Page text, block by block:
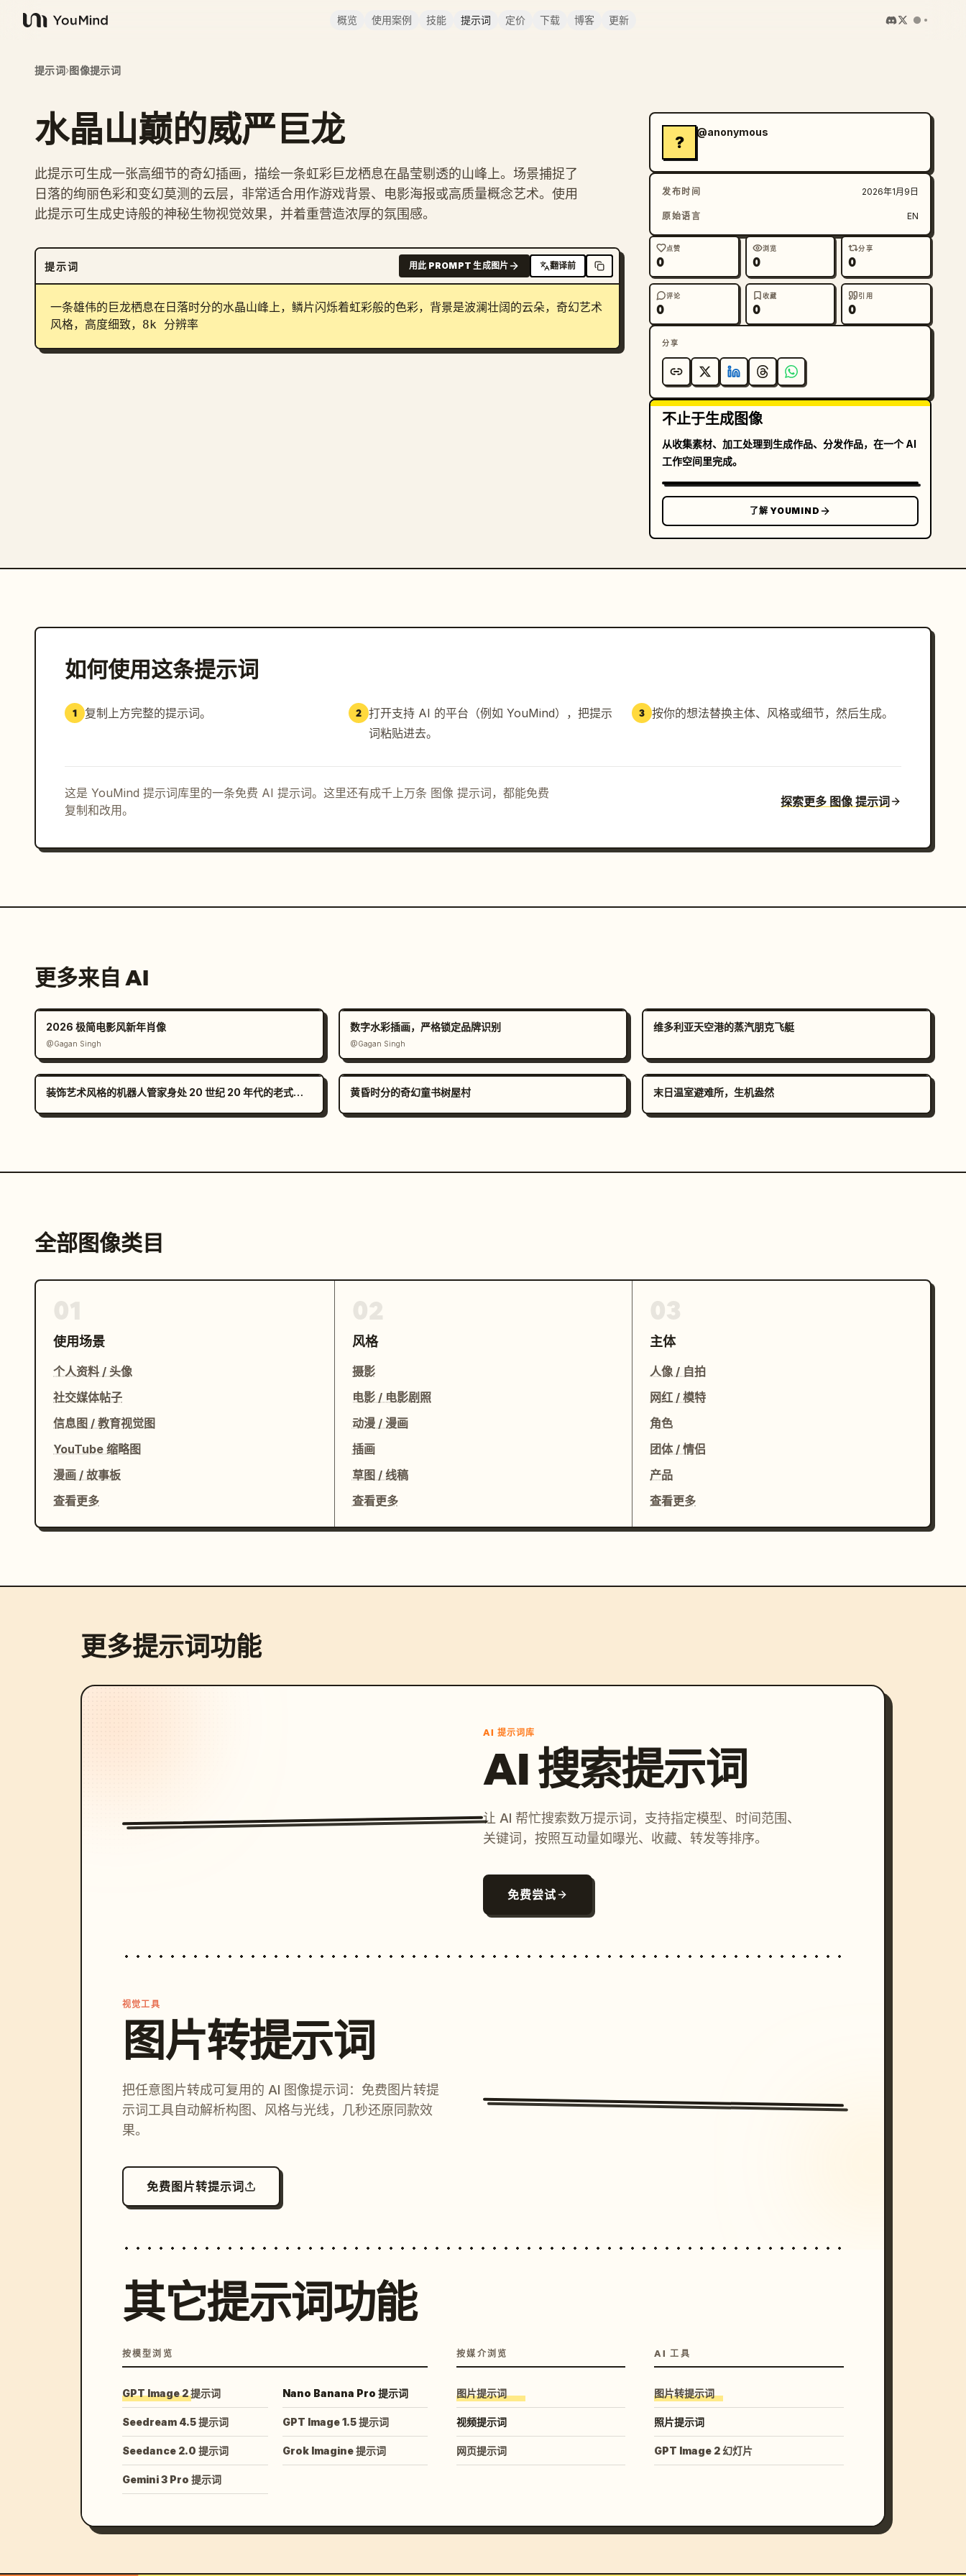
YouMind
概览 使用案例 技能 提示词 定价 下载 博客 更新
提示词›图像提示词
水晶山巅的威严巨龙
此提示可生成一张高细节的奇幻插画，描绘一条虹彩巨龙栖息在晶莹剔透的山峰上。场景捕捉了
日落的绚丽色彩和变幻莫测的云层，非常适合用作游戏背景、电影海报或高质量概念艺术。使用
此提示可生成史诗般的神秘生物视觉效果，并着重营造浓厚的氛围感。
提示词 用此 PROMPT 生成图片 翻译前
一条雄伟的巨龙栖息在日落时分的水晶山峰上，鳞片闪烁着虹彩般的色彩，背景是波澜壮阔的云朵，奇幻艺术
风格，高度细致，8k 分辨率
?
@anonymous
发布时间 2026年1月9日
原始语言 EN
点赞
0
浏览
0
分享
0
评论
0
收藏
0
引用
0
分享
不止于生成图像
从收集素材、加工处理到生成作品、分发作品，在一个 AI
工作空间里完成。
了解 YOUMIND
如何使用这条提示词
1 复制上方完整的提示词。 2 打开支持 AI 的平台（例如 YouMind），把提示
词粘贴进去。
3 按你的想法替换主体、风格或细节，然后生成。
这是 YouMind 提示词库里的一条免费 AI 提示词。这里还有成千上万条 图像 提示词，都能免费
复制和改用。
探索更多 图像 提示词
更多来自 AI
2026 极简电影风新年肖像
@Gagan Singh
数字水彩插画，严格锁定品牌识别
@Gagan Singh
维多利亚天空港的蒸汽朋克飞艇
装饰艺术风格的机器人管家身处 20 世纪 20 年代的老式豪宅中 黄昏时分的奇幻童书树屋村 末日温室避难所，生机盎然
全部图像类目
使用场景
个人资料 / 头像
社交媒体帖子
信息图 / 教育视觉图
YouTube 缩略图
漫画 / 故事板
查看更多
风格
摄影
电影 / 电影剧照
动漫 / 漫画
插画
草图 / 线稿
查看更多
主体
人像 / 自拍
网红 / 模特
角色
团体 / 情侣
产品
查看更多
更多提示词功能
AI 提示词库
AI 搜索提示词
让 AI 帮忙搜索数万提示词，支持指定模型、时间范围、
关键词，按照互动量如曝光、收藏、转发等排序。
免费尝试
视觉工具
图片转提示词
把任意图片转成可复用的 AI 图像提示词：免费图片转提
示词工具自动解析构图、风格与光线，几秒还原同款效
果。
免费图片转提示词
其它提示词功能
按模型浏览
GPT Image 2 提示词 Nano Banana Pro 提示词
Seedream 4.5 提示词 GPT Image 1.5 提示词
Seedance 2.0 提示词 Grok Imagine 提示词
Gemini 3 Pro 提示词
按媒介浏览
图片提示词
视频提示词
网页提示词
AI 工具
图片转提示词
照片提示词
GPT Image 2 幻灯片